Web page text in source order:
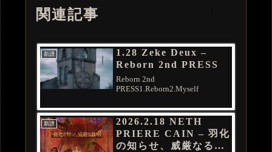
関連記事
新譜
1.28 Zeke Deux –
Reborn 2nd PRESS
Reborn 2nd
PRESS1.Reborn2.Myself
新譜
2026.2.18 NETH
PRIERE CAIN – 羽化
の知らせ、威厳なる詠